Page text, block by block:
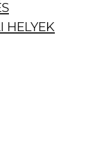
HELYEK